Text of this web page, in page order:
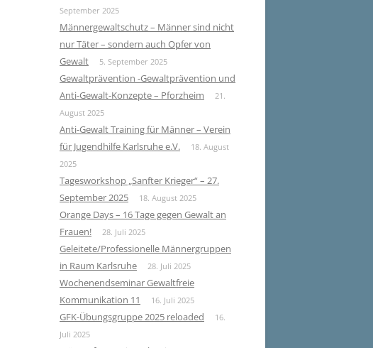
September 2025
Männergewaltschutz – Männer sind nicht
nur Täter – sondern auch Opfer von
Gewalt
5. September 2025
Gewaltprävention -Gewaltprävention und
Anti-Gewalt-Konzepte – Pforzheim
21.
August 2025
Anti-Gewalt Training für Männer – Verein
für Jugendhilfe Karlsruhe e.V.
18. August
2025
Tagesworkshop „Sanfter Krieger“ – 27.
September 2025
18. August 2025
Orange Days – 16 Tage gegen Gewalt an
Frauen!
28. Juli 2025
Geleitete/Professionelle Männergruppen
in Raum Karlsruhe
28. Juli 2025
Wochenendseminar Gewaltfreie
Kommunikation 11
16. Juli 2025
GFK-Übungsgruppe 2025 reloaded
16.
Juli 2025